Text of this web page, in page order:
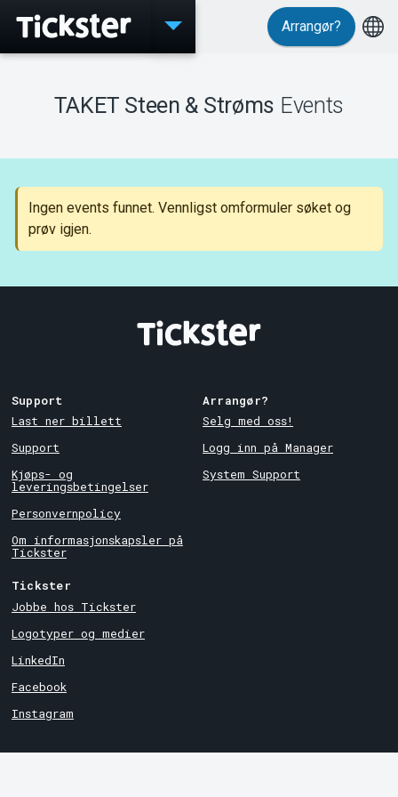
Events
Support
Om Tickster
Arrangør?
TAKET Steen & Strøms Events
Ingen events funnet. Vennligst omformuler søket og
prøv igjen.
Support
Last ner billett
Support
Kjøps- og
leveringsbetingelser
Personvernpolicy
Om informasjonskapsler på
Tickster
Arrangør?
Selg med oss!
Logg inn på Manager
System Support
Tickster
Jobbe hos Tickster
Logotyper og medier
LinkedIn
Facebook
Instagram